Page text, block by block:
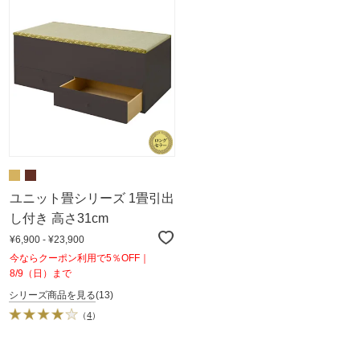
ユニット畳シリーズ 1畳引出
し付き 高さ31cm
¥6,900 - ¥23,900
今ならクーポン利用で5％OFF｜
8/9（日）まで
シリーズ商品を見る(13)
（4）